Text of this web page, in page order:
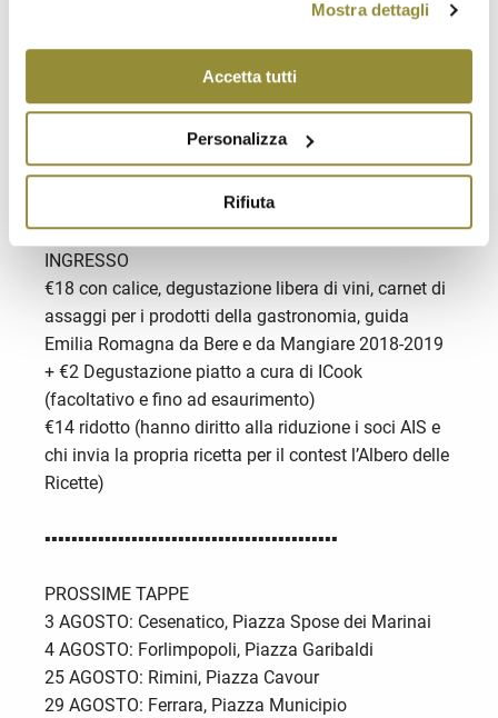
Mostra dettagli
Accetta tutti
Personalizza
Rifiuta
▶︎ Scaricando gratuitamente l'app 'Via Emilia
consegnato alla cassa, potete vincere il vino
gadget, simpatici cartelli ed uno sfondo a tema
▪︎▪︎▪︎▪︎▪︎▪︎▪︎▪︎▪︎▪︎▪︎▪︎▪︎▪︎▪︎▪︎▪︎▪︎▪︎▪︎▪︎▪︎▪︎▪︎▪︎▪︎▪︎▪︎▪︎▪︎▪︎▪︎▪︎▪︎▪︎▪︎▪︎▪︎▪︎▪︎▪︎▪︎▪︎▪︎
INGRESSO
€18 con calice, degustazione libera di vini, carnet di
assaggi per i prodotti della gastronomia, guida
Emilia Romagna da Bere e da Mangiare 2018-2019
+ €2 Degustazione piatto a cura di ICook
(facoltativo e fino ad esaurimento)
€14 ridotto (hanno diritto alla riduzione i soci AIS e
chi invia la propria ricetta per il contest l’Albero delle
Ricette)
▪︎▪︎▪︎▪︎▪︎▪︎▪︎▪︎▪︎▪︎▪︎▪︎▪︎▪︎▪︎▪︎▪︎▪︎▪︎▪︎▪︎▪︎▪︎▪︎▪︎▪︎▪︎▪︎▪︎▪︎▪︎▪︎▪︎▪︎▪︎▪︎▪︎▪︎▪︎▪︎▪︎▪︎▪︎▪︎
PROSSIME TAPPE
3 AGOSTO: Cesenatico, Piazza Spose dei Marinai
4 AGOSTO: Forlimpopoli, Piazza Garibaldi
25 AGOSTO: Rimini, Piazza Cavour
29 AGOSTO: Ferrara, Piazza Municipio